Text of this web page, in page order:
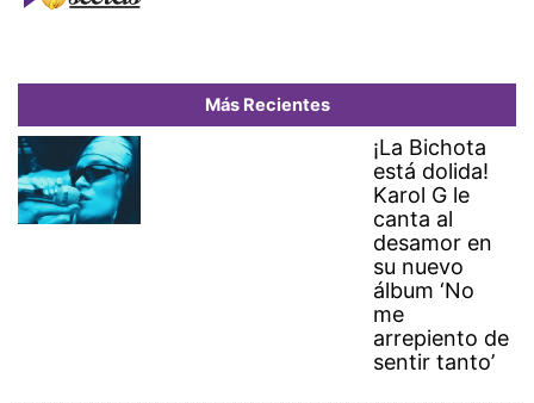
Más Recientes
¡La Bichota
está dolida!
Karol G le
canta al
desamor en
su nuevo
álbum ‘No
me
arrepiento de
sentir tanto’